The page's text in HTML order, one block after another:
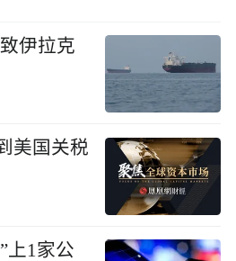
伊拉克
美国关税
上1家公